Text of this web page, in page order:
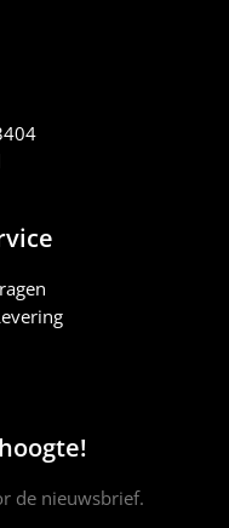
de nieuwsbrief.